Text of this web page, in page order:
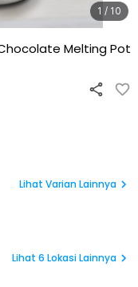
1 / 10
Melting Pot
Lihat Varian Lainnya
Lihat 6 Lokasi Lainnya